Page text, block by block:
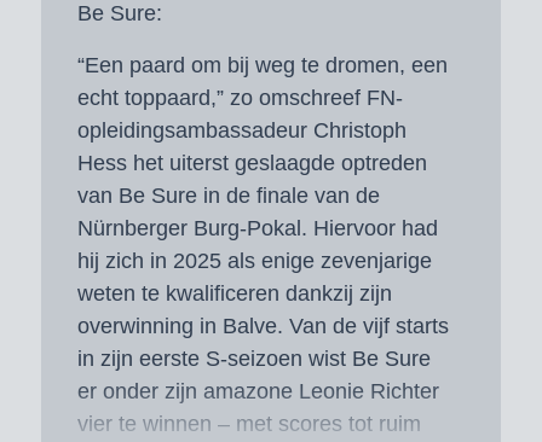
Be Sure:
“Een paard om bij weg te dromen, een
echt toppaard,” zo omschreef FN-
opleidingsambassadeur Christoph
Hess het uiterst geslaagde optreden
van Be Sure in de finale van de
Nürnberger Burg-Pokal. Hiervoor had
hij zich in 2025 als enige zevenjarige
weten te kwalificeren dankzij zijn
overwinning in Balve. Van de vijf starts
in zijn eerste S-seizoen wist Be Sure
er onder zijn amazone Leonie Richter
vier te winnen – met scores tot ruim